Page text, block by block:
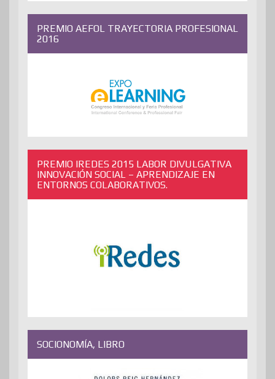
PREMIO AEFOL TRAYECTORIA PROFESIONAL
2016
PREMIO IREDES 2015 LABOR DIVULGATIVA
INNOVACIÓN SOCIAL – APRENDIZAJE EN
ENTORNOS COLABORATIVOS.
SOCIONOMÍA, LIBRO